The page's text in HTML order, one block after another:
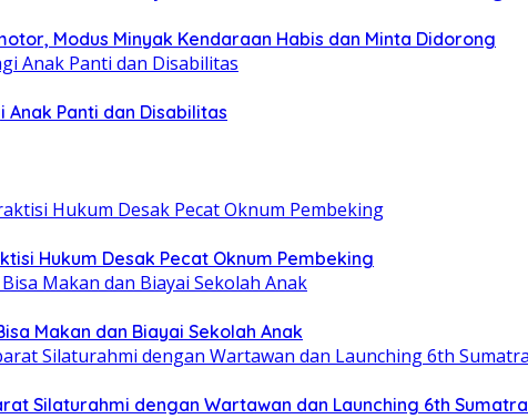
Modus Minyak Kendaraan Habis dan Minta Didorong
Panti dan Disabilitas
Hukum Desak Pecat Oknum Pembeking
Makan dan Biayai Sekolah Anak
Silaturahmi dengan Wartawan dan Launching 6th